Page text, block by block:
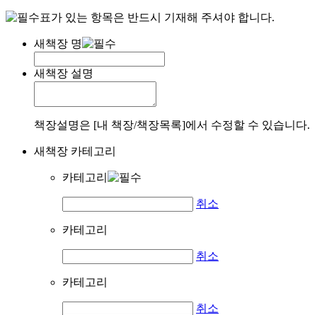
표가 있는 항목은 반드시 기재해 주셔야 합니다.
새책장 명
새책장 설명
책장설명은 [내 책장/책장목록]에서 수정할 수 있습니다.
새책장 카테고리
카테고리
취소
카테고리
취소
카테고리
취소